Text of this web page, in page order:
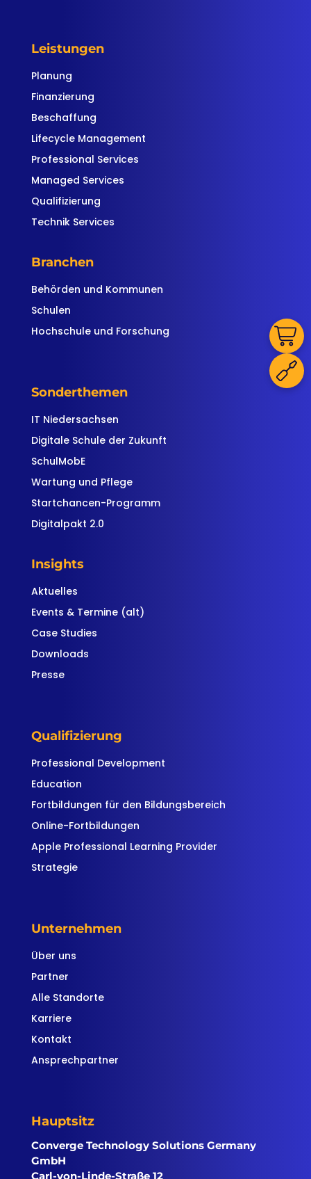
Leistungen
Planung
Finanzierung
Beschaffung
Lifecycle Management
Professional Services
Managed Services
Qualifizierung
Technik Services
Branchen
Behörden und Kommunen
Schulen
Hochschule und Forschung
Sonderthemen
IT Niedersachsen
Digitale Schule der Zukunft
SchulMobE
Wartung und Pflege
Startchancen-Programm
Digitalpakt 2.0
Insights
Aktuelles
Events & Termine (alt)
Case Studies
Downloads
Presse
Qualifizierung
Professional Development
Education
Fortbildungen für den Bildungsbereich
Online-Fortbildungen
Apple Professional Learning Provider
Strategie
Unternehmen
Über uns
Partner
Alle Standorte
Karriere
Kontakt
Ansprechpartner
Hauptsitz
Converge Technology Solutions Germany
GmbH
Carl-von-Linde-Straße 12